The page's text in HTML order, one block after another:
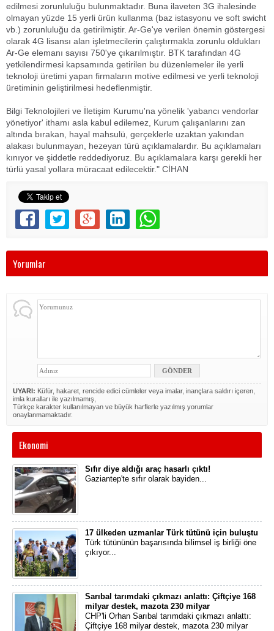
edilmesi zorunluluğu bulunmaktadır. Buna ilaveten 3G ihalesinde
olmayan yüzde 15 yerli ürün kullanma (baz istasyonu ve soft swicht
vb.) zorunluluğu da getirilmiştir. Ar-Ge'ye verilen önemin göstergesi
olarak 4G lisansı alan işletmecilerin çalıştırmakla zorunlu oldukları
Ar-Ge elemanı sayısı 750'ye çıkarılmıştır. BTK tarafından 4G
yetkilendirmesi kapsamında getirilen bu düzenlemeler ile yerli
teknoloji üretimi yapan firmaların motive edilmesi ve yerli teknoloji
üretiminin geliştirilmesi hedeflenmiştir.
Bilgi Teknolojileri ve İletişim Kurumu'na yönelik 'yabancı vendorlar
yönetiyor' ithamı asla kabul edilemez, Kurum çalışanlarını zan
altında bırakan, hayal mahsulü, gerçeklerle uzaktan yakından
alakası bulunmayan, hezeyan türü açıklamalardır. Bu açıklamaları
kınıyor ve şiddetle reddediyoruz. Bu açıklamalara karşı gerekli her
türlü yasal yollara müracaat edilecektir." CİHAN
Yorumlar
UYARI: Küfür, hakaret, rencide edici cümleler veya imalar, inançlara saldırı içeren,
imla kuralları ile yazılmamış,
Türkçe karakter kullanılmayan ve büyük harflerle yazılmış yorumlar
onaylanmamaktadır.
Ekonomi
Sıfır diye aldığı araç hasarlı çıktı!
Gaziantep'te sıfır olarak bayiden...
17 ülkeden uzmanlar Türk tütünü için buluştu
Türk tütününün başarısında bilimsel iş birliği öne
çıkıyor...
Sarıbal tarımdaki çıkmazı anlattı: Çiftçiye 168
milyar destek, mazota 230 milyar
CHP'li Orhan Sarıbal tarımdaki çıkmazı anlattı:
Çiftçiye 168 milyar destek, mazota 230 milyar